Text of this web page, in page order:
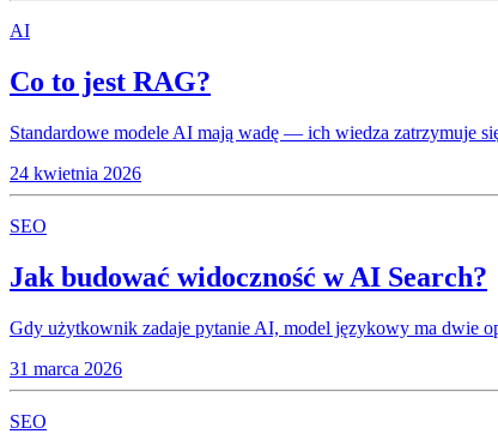
AI
Co to jest RAG?
Standardowe modele AI mają wadę — ich wiedza zatrzymuje
24 kwietnia 2026
SEO
Jak budować widoczność w AI Search?
Gdy użytkownik zadaje pytanie AI, model językowy ma dwie
31 marca 2026
SEO